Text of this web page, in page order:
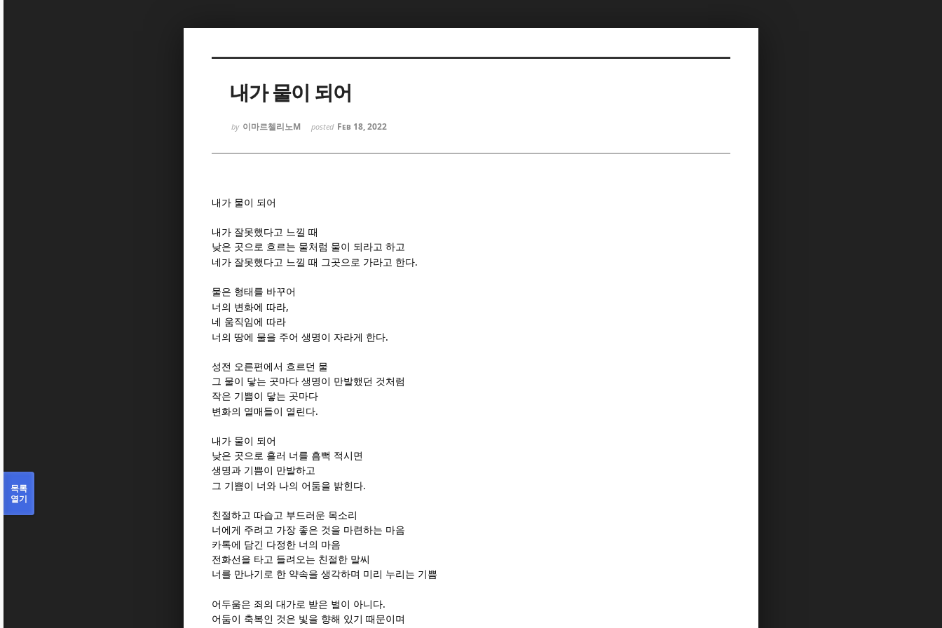
내가 물이 되어
by 이마르첼리노M posted Feb 18, 2022
내가 물이 되어
내가 잘못했다고 느낄 때
낮은 곳으로 흐르는 물처럼 물이 되라고 하고
네가 잘못했다고 느낄 때 그곳으로 가라고 한다.
물은 형태를 바꾸어
너의 변화에 따라,
네 움직임에 따라
너의 땅에 물을 주어 생명이 자라게 한다.
성전 오른편에서 흐르던 물
그 물이 닿는 곳마다 생명이 만발했던 것처럼
작은 기쁨이 닿는 곳마다
변화의 열매들이 열린다.
내가 물이 되어
낮은 곳으로 흘러 너를 흠뻑 적시면
생명과 기쁨이 만발하고
그 기쁨이 너와 나의 어둠을 밝힌다.
친절하고 따습고 부드러운 목소리
너에게 주려고 가장 좋은 것을 마련하는 마음
카톡에 담긴 다정한 너의 마음
전화선을 타고 들려오는 친절한 말씨
너를 만나기로 한 약속을 생각하며 미리 누리는 기쁨
어두움은 죄의 대가로 받은 벌이 아니다.
어둠이 축복인 것은 빛을 향해 있기 때문이며
목록
열기
Sketchbook5, 스케치북5
Sketchbook5, 스케치북5